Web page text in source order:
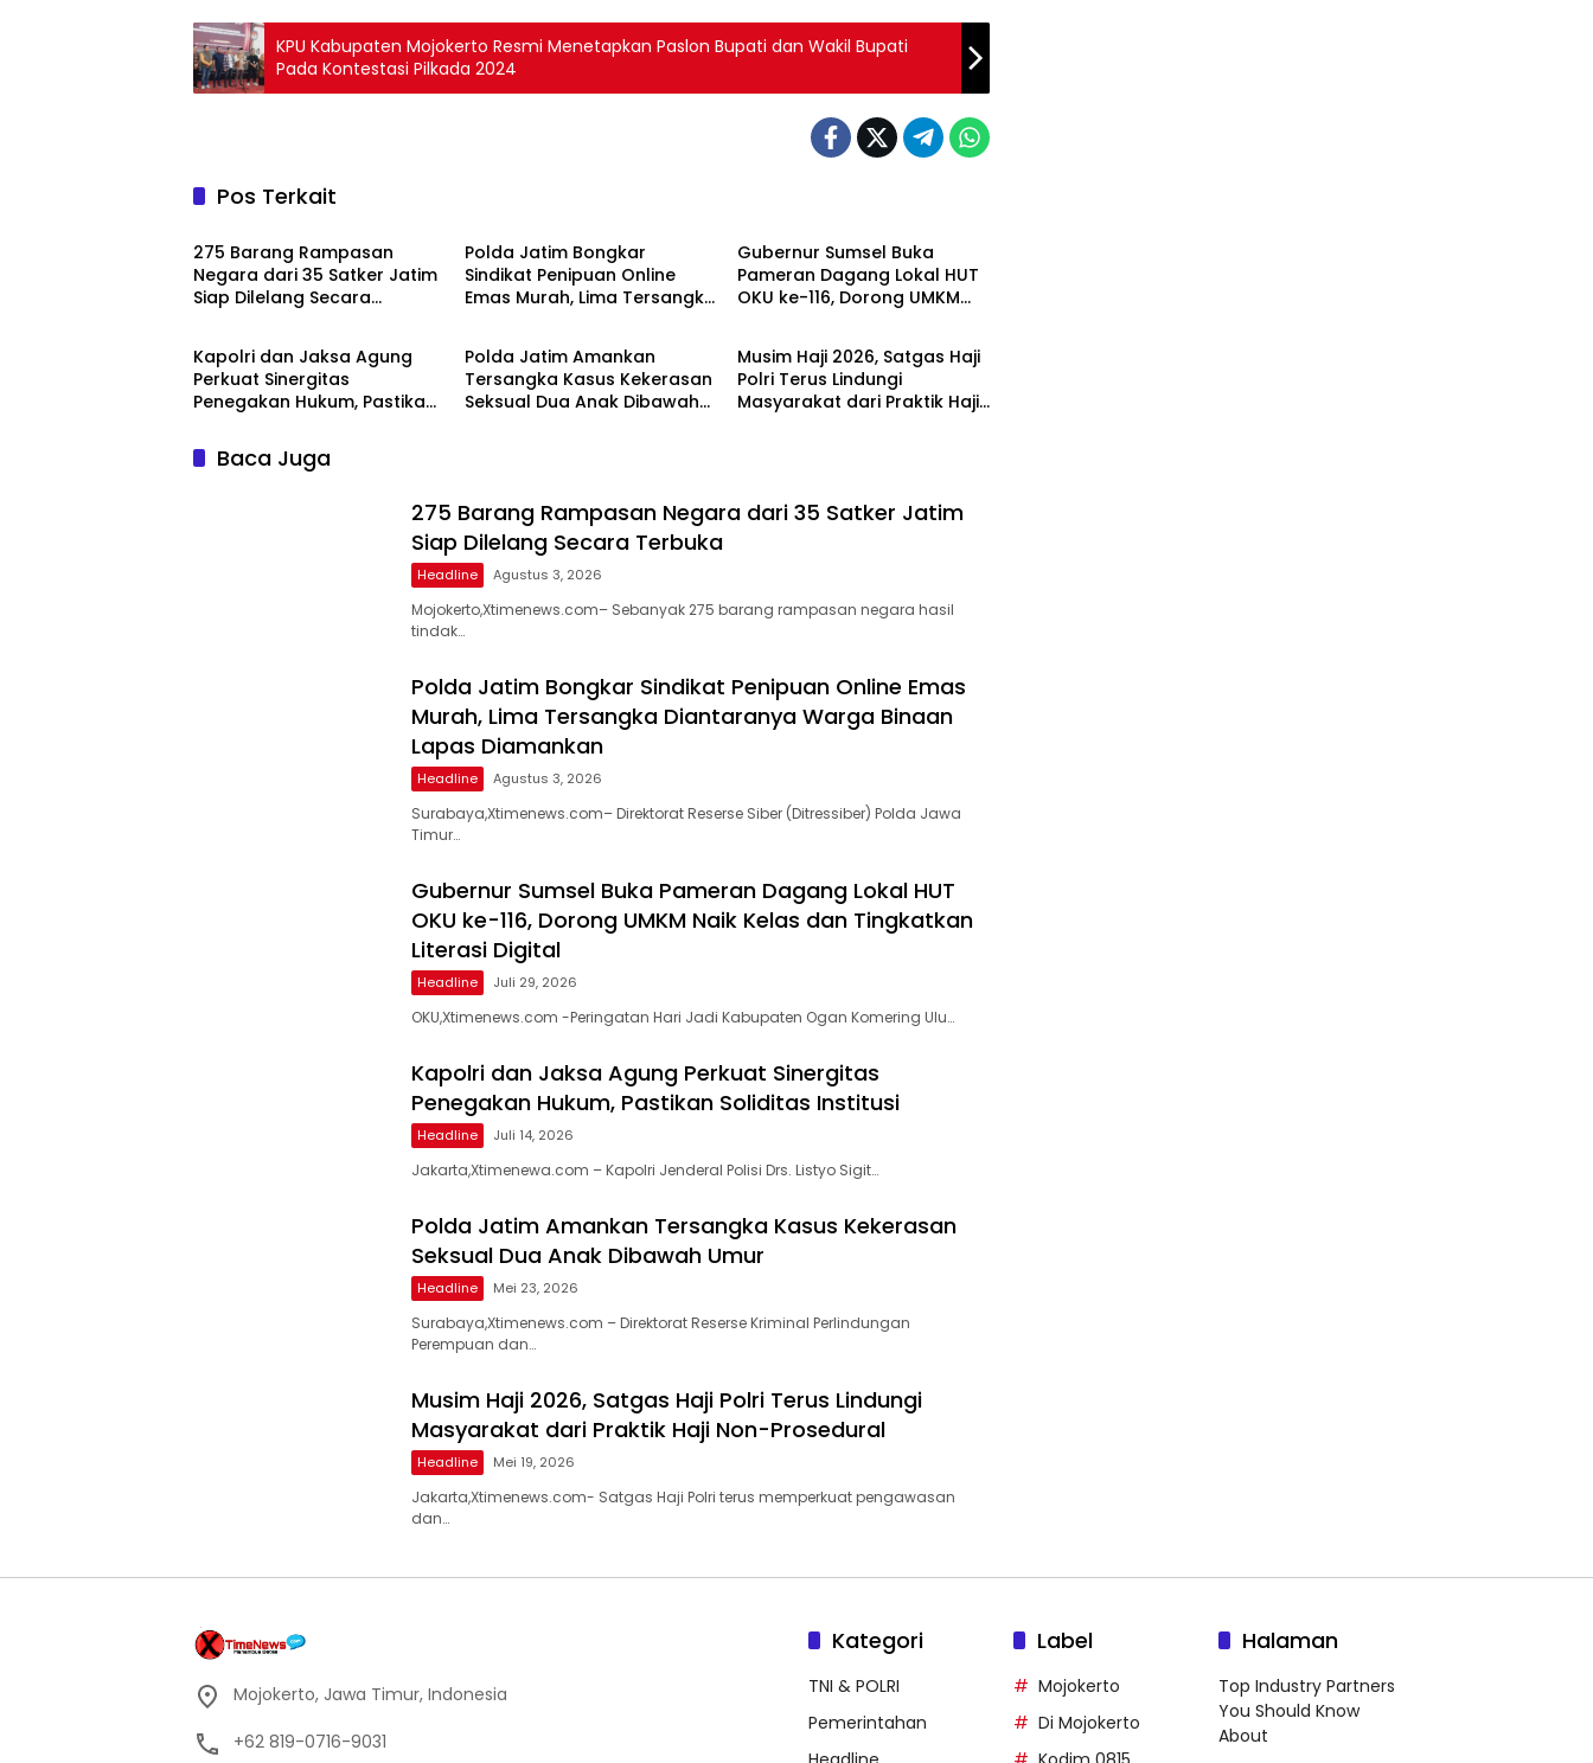
KPU Kabupaten Mojokerto Resmi Menetapkan Paslon Bupati dan Wakil Bupati
Pada Kontestasi Pilkada 2024
Pos Terkait
Headline
275 Barang Rampasan
Negara dari 35 Satker Jatim
Siap Dilelang Secara
Polda Jatim Bongkar
Sindikat Penipuan Online
Emas Murah, Lima Tersangka
Gubernur Sumsel Buka
Pameran Dagang Lokal HUT
OKU ke-116, Dorong UMKM
Headline
Kapolri dan Jaksa Agung
Perkuat Sinergitas
Penegakan Hukum, Pastikan
Headline
Polda Jatim Amankan
Tersangka Kasus Kekerasan
Seksual Dua Anak Dibawah
Headline
Musim Haji 2026, Satgas Haji
Polri Terus Lindungi
Masyarakat dari Praktik Haji
Baca Juga
275 Barang Rampasan Negara dari 35 Satker Jatim
Siap Dilelang Secara Terbuka
Headline Agustus 3, 2026
Mojokerto,Xtimenews.com– Sebanyak 275 barang rampasan negara hasil
tindak…
Polda Jatim Bongkar Sindikat Penipuan Online Emas
Murah, Lima Tersangka Diantaranya Warga Binaan
Lapas Diamankan
Headline Agustus 3, 2026
Surabaya,Xtimenews.com– Direktorat Reserse Siber (Ditressiber) Polda Jawa
Timur…
Gubernur Sumsel Buka Pameran Dagang Lokal HUT
OKU ke-116, Dorong UMKM Naik Kelas dan Tingkatkan
Literasi Digital
Headline Juli 29, 2026
OKU,Xtimenews.com -Peringatan Hari Jadi Kabupaten Ogan Komering Ulu…
Kapolri dan Jaksa Agung Perkuat Sinergitas
Penegakan Hukum, Pastikan Soliditas Institusi
Headline Juli 14, 2026
Jakarta,Xtimenewa.com – Kapolri Jenderal Polisi Drs. Listyo Sigit…
Polda Jatim Amankan Tersangka Kasus Kekerasan
Seksual Dua Anak Dibawah Umur
Headline Mei 23, 2026
Surabaya,Xtimenews.com – Direktorat Reserse Kriminal Perlindungan
Perempuan dan…
Musim Haji 2026, Satgas Haji Polri Terus Lindungi
Masyarakat dari Praktik Haji Non-Prosedural
Headline Mei 19, 2026
Jakarta,Xtimenews.com- Satgas Haji Polri terus memperkuat pengawasan
dan…
Mojokerto, Jawa Timur, Indonesia
+62 819-0716-9031
Kategori
TNI & POLRI
Pemerintahan
Label
Mojokerto
Di Mojokerto
Halaman
Top Industry Partners
You Should Know
About